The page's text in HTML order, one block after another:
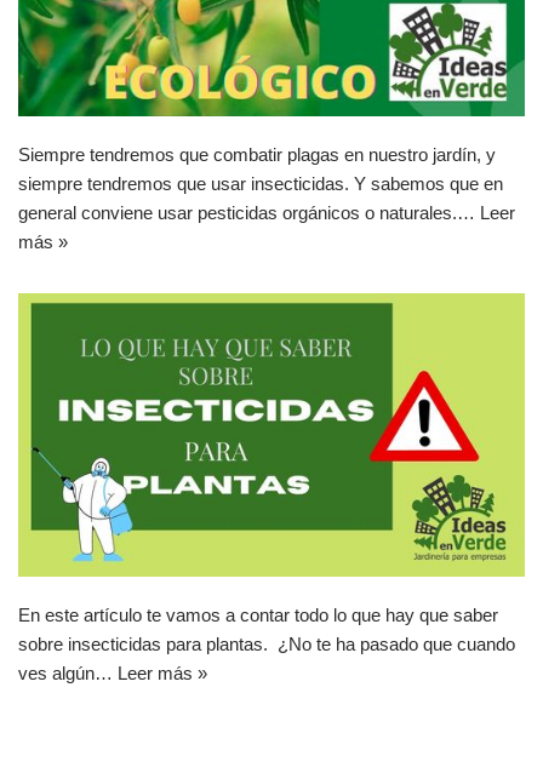
Siempre tendremos que combatir plagas en nuestro jardín, y
siempre tendremos que usar insecticidas. Y sabemos que en
general conviene usar pesticidas orgánicos o naturales.… Leer
más »
En este artículo te vamos a contar todo lo que hay que saber
sobre insecticidas para plantas. ¿No te ha pasado que cuando
ves algún… Leer más »